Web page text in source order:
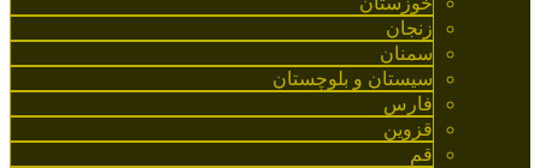
زنجان
سمنان
سیستان و بلوچستان
فارس
قزوین
قم